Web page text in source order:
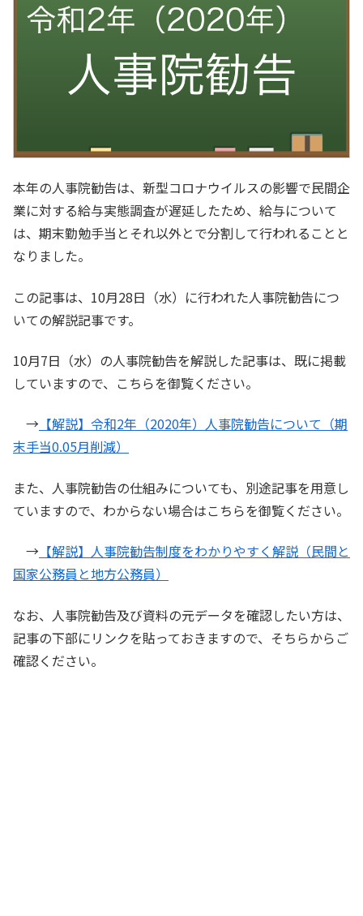
本年の人事院勧告は、新型コロナウイルスの影響で民間企
業に対する給与実態調査が遅延したため、給与について
は、期末勤勉手当とそれ以外とで分割して行われることと
なりました。
この記事は、10月28日（水）に行われた人事院勧告につ
いての解説記事です。
10月7日（水）の人事院勧告を解説した記事は、既に掲載
していますので、こちらを御覧ください。
→ 【解説】令和2年（2020年）人事院勧告について（期
末手当0.05月削減）
また、人事院勧告の仕組みについても、別途記事を用意し
ていますので、わからない場合はこちらを御覧ください。
→ 【解説】人事院勧告制度をわかりやすく解説（民間と
国家公務員と地方公務員）
なお、人事院勧告及び資料の元データを確認したい方は、
記事の下部にリンクを貼っておきますので、そちらからご
確認ください。